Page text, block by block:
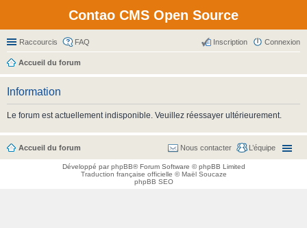
Contao CMS Open Source
Raccourcis FAQ Connexion
Inscription
Accueil du forum
Information
Le forum est actuellement indisponible. Veuillez réessayer ultérieurement.
Accueil du forum L’équipe
Nous contacter
Développé parphpBB® Forum Software © phpBB Limited
Traduction française officielle ©Maël Soucaze
phpBB SEO